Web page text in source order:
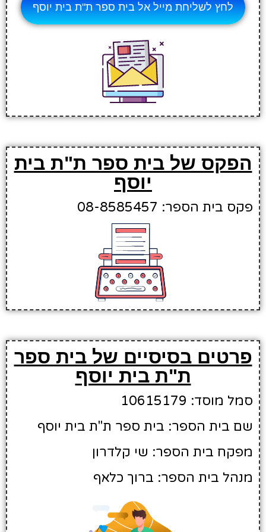
לחץ לשליחת מייל אל בית ספר ת"ת בית יוסף
הפקס של בית ספר ת"ת בית
יוסף
פקס בית הספר: 08-8585457
פרטים בסיסיים של בית ספר
ת"ת בית יוסף
סמל מוסד: 10615179
שם בית הספר: בית ספר ת"ת בית יוסף
מפקח בית הספר: שי קלדרון
מנהל בית הספר: ברוך כלאף